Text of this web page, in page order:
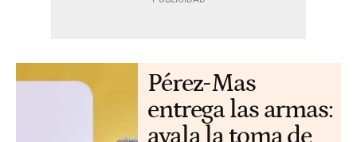
Pérez-Mas
entrega las armas: